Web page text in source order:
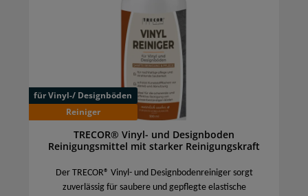
für Vinyl-/ Designböden
Reiniger
TRECOR® Vinyl- und Designboden
Reinigungsmittel mit starker Reinigungskraft
Der TRECOR® Vinyl- und Designbodenreiniger sorgt
zuverlässig für saubere und gepflegte elastische